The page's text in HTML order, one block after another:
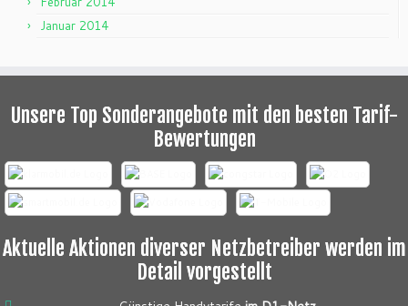
Januar 2014
Unsere Top Sonderangebote mit den besten Tarif-
Bewertungen
Aktuelle Aktionen diverser Netzbetreiber werden im
Detail vorgestellt